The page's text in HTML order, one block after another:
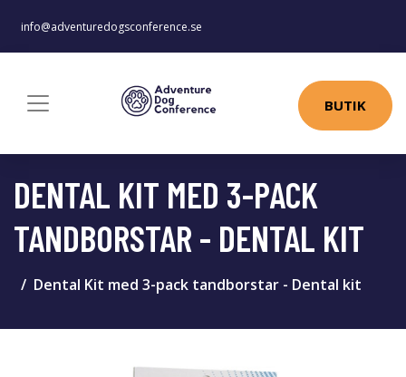
info@adventuredogsconference.se
BUTIK
DENTAL KIT MED 3-PACK
TANDBORSTAR - DENTAL KIT
Dental Kit med 3-pack tandborstar - Dental kit